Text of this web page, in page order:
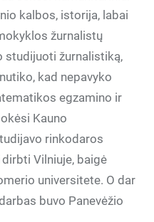
kalbos, istorija, labai
žurnalistų
studijuoti žurnalistiką,
kad nepavyko
egzamino ir
Kauno
rinkodaros
Vilniuje, baigė
universitete. O dar
buvo Panevėžio